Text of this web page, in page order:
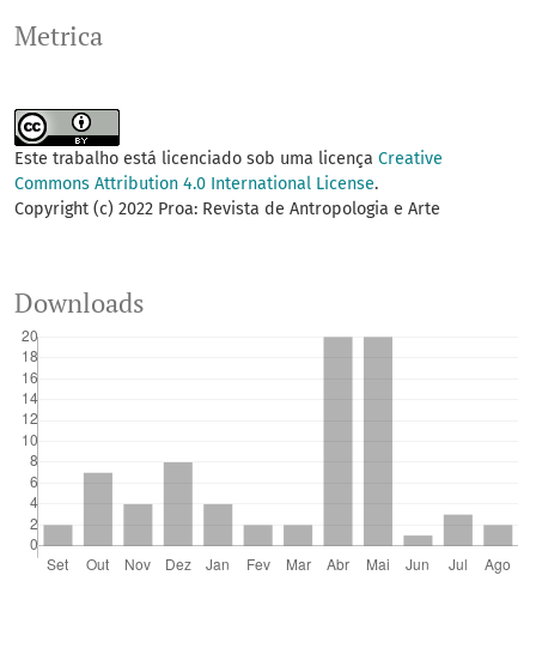
Metrica
Este trabalho está licenciado sob uma licença Creative
Commons Attribution 4.0 International License.
Copyright (c) 2022 Proa: Revista de Antropologia e Arte
Downloads